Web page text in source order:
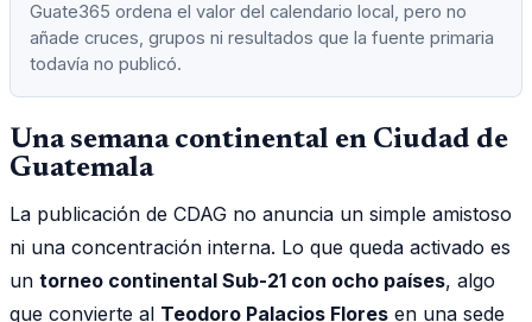
Guate365 ordena el valor del calendario local, pero no
añade cruces, grupos ni resultados que la fuente primaria
todavía no publicó.
Una semana continental en Ciudad de
Guatemala
La publicación de CDAG no anuncia un simple amistoso
ni una concentración interna. Lo que queda activado es
un torneo continental Sub-21 con ocho países, algo
que convierte al Teodoro Palacios Flores en una sede